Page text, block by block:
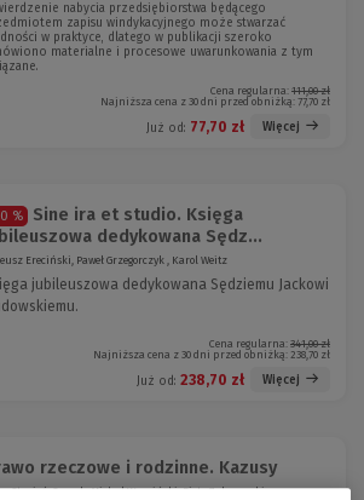
nabycia przedsiębiorstwa będącego
zapisu windykacyjnego może stwarzać
w praktyce, dlatego w publikacji szeroko
materialne i procesowe uwarunkowania z tym
Cena regularna: 111,00 zł
Najniższa cena z 30 dni przed obniżką: 77,70 zł
Już od: 77,70 zł Więcej
%
Sine ira et studio. Księga
dedykowana Sędz...
Ereciński, Paweł Grzegorczyk , Karol Weitz
jubileuszowa dedykowana Sędziemu Jackowi
Cena regularna: 341,00 zł
Najniższa cena z 30 dni przed obniżką: 238,70 zł
Już od: 238,70 zł Więcej
rzeczowe i rodzinne. Kazusy
Stępień-Sporek, Michał Wyrwiński, Piotr Zakrzewski